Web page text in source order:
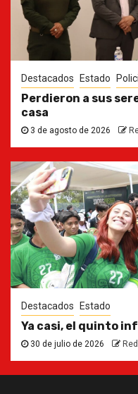
Destacados Estado
Perdieron a sus
casa
3 de agosto de 2026
Destacados Estado
Ya casi, el quinto
30 de julio de 2026